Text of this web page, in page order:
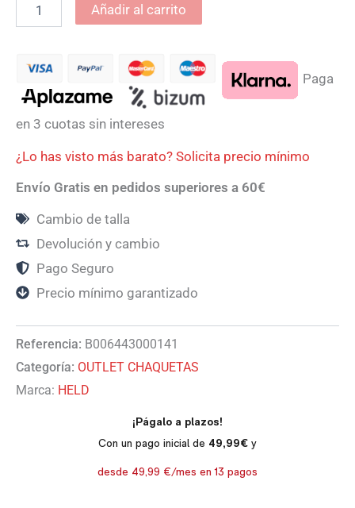
Añadir al carrito
Paga
en 3 cuotas sin intereses
¿Lo has visto más barato? Solicita precio mínimo
Envío Gratis en pedidos superiores a 60€
Cambio de talla
Devolución y cambio
Pago Seguro
Precio mínimo garantizado
Referencia: B006443000141
Categoría: OUTLET CHAQUETAS
Marca: HELD